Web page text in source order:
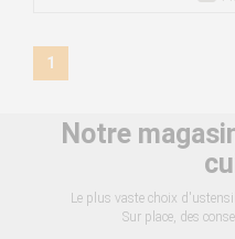
1
Notre
Le plus vaste choix
Sur place, des